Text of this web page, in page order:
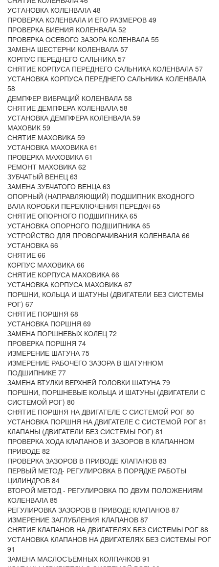
УСТАНОВКА КОЛЕНВАЛА 48
ПРОВЕРКА КОЛЕНВАЛА И ЕГО РАЗМЕРОВ 49
ПРОВЕРКА БИЕНИЯ КОЛЕНВАЛА 52
ПРОВЕРКА ОСЕВОГО ЗАЗОРА КОЛЕНВАЛА 55
ЗАМЕНА ШЕСТЕРНИ КОЛЕНВАЛА 57
КОРПУС ПЕРЕДНЕГО САЛЬНИКА 57
СНЯТИЕ КОРПУСА ПЕРЕДНЕГО САЛЬНИКА КОЛЕНВАЛА 57
УСТАНОВКА КОРПУСА ПЕРЕДНЕГО САЛЬНИКА КОЛЕНВАЛА
58
ДЕМПФЕР ВИБРАЦИЙ КОЛЕНВАЛА 58
СНЯТИЕ ДЕМПФЕРА КОЛЕНВАЛА 58
УСТАНОВКА ДЕМПФЕРА КОЛЕНВАЛА 59
МАХОВИК 59
СНЯТИЕ МАХОВИКА 59
УСТАНОВКА МАХОВИКА 61
ПРОВЕРКА МАХОВИКА 61
РЕМОНТ МАХОВИКА 62
ЗУБЧАТЫЙ ВЕНЕЦ 63
ЗАМЕНА ЗУБЧАТОГО ВЕНЦА 63
ОПОРНЫЙ (НАПРАВЛЯЮЩИЙ) ПОДШИПНИК ВХОДНОГО
ВАЛА КОРОБКИ ПЕРЕКЛЮЧЕНИЯ ПЕРЕДАЧ 65
СНЯТИЕ ОПОРНОГО ПОДШИПНИКА 65
УСТАНОВКА ОПОРНОГО ПОДШИПНИКА 65
УСТРОЙСТВО ДЛЯ ПРОВОРАЧИВАНИЯ КОЛЕНВАЛА 66
УСТАНОВКА 66
СНЯТИЕ 66
КОРПУС МАХОВИКА 66
СНЯТИЕ КОРПУСА МАХОВИКА 66
УСТАНОВКА КОРПУСА МАХОВИКА 67
ПОРШНИ, КОЛЬЦА И ШАТУНЫ (ДВИГАТЕЛИ БЕЗ СИСТЕМЫ
РОГ) 67
СНЯТИЕ ПОРШНЯ 68
УСТАНОВКА ПОРШНЯ 69
ЗАМЕНА ПОРШНЕВЫХ КОЛЕЦ 72
ПРОВЕРКА ПОРШНЯ 74
ИЗМЕРЕНИЕ ШАТУНА 75
ИЗМЕРЕНИЕ РАБОЧЕГО ЗАЗОРА В ШАТУННОМ
ПОДШИПНИКЕ 77
ЗАМЕНА ВТУЛКИ ВЕРХНЕЙ ГОЛОВКИ ШАТУНА 79
ПОРШНИ, ПОРШНЕВЫЕ КОЛЬЦА И ШАТУНЫ (ДВИГАТЕЛИ С
СИСТЕМОЙ РОГ) 80
СНЯТИЕ ПОРШНЯ НА ДВИГАТЕЛЕ С СИСТЕМОЙ РОГ 80
УСТАНОВКА ПОРШНЯ НА ДВИГАТЕЛЕ С СИСТЕМОЙ РОГ 81
КЛАПАНЫ (ДВИГАТЕЛИ БЕЗ СИСТЕМЫ РОГ) 81
ПРОВЕРКА ХОДА КЛАПАНОВ И ЗАЗОРОВ В КЛАПАННОМ
ПРИВОДЕ 82
ПРОВЕРКА ЗАЗОРОВ В ПРИВОДЕ КЛАПАНОВ 83
ПЕРВЫЙ МЕТОД- РЕГУЛИРОВКА В ПОРЯДКЕ РАБОТЫ
ЦИЛИНДРОВ 84
ВТОРОЙ МЕТОД - РЕГУЛИРОВКА ПО ДВУМ ПОЛОЖЕНИЯМ
КОЛЕНВАЛА 85
РЕГУЛИРОВКА ЗАЗОРОВ В ПРИВОДЕ КЛАПАНОВ 87
ИЗМЕРЕНИЕ ЗАГЛУБЛЕНИЯ КЛАПАНОВ 87
СНЯТИЕ КЛАПАНОВ НА ДВИГАТЕЛЯХ БЕЗ СИСТЕМЫ РОГ 88
УСТАНОВКА КЛАПАНОВ НА ДВИГАТЕЛЯХ БЕЗ СИСТЕМЫ РОГ
91
ЗАМЕНА МАСЛОСЪЕМНЫХ КОЛПАЧКОВ 91